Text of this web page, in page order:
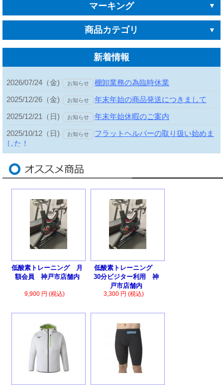
マーキング
商品カテゴリ
新着情報
低酸素トレーニング 月
額会員 神戸市店舗内
9,900 円 (税込)
低酸素トレーニング
30分ビジター利用 神
戸市店舗内
3,300 円 (税込)